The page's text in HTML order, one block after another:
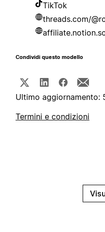
TikTok
threads.com/
Condividi questo modello
Ultimo aggiornamento:
Termini e condizioni